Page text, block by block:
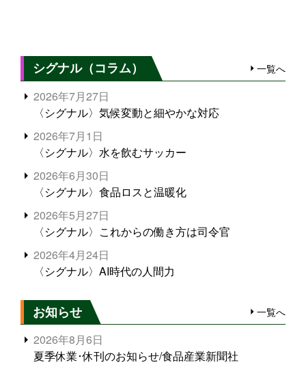
シグナル（コラム） 一覧へ
2026年7月27日
〈シグナル〉気候変動と細やかな対応
2026年7月1日
〈シグナル〉水を飲むサッカー
2026年6月30日
〈シグナル〉食品ロスと温暖化
2026年5月27日
〈シグナル〉これからの働き方は司令官
2026年4月24日
〈シグナル〉AI時代の人間力
お知らせ 一覧へ
2026年8月6日
夏季休業･休刊のお知らせ/食品産業新聞社